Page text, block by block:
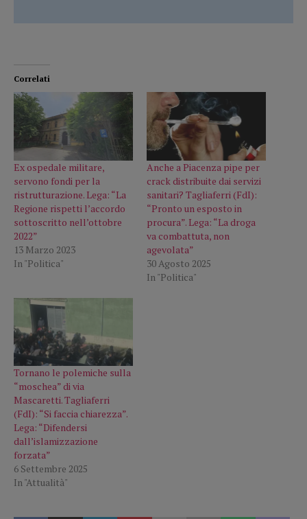
Correlati
Ex ospedale militare,
servono fondi per la
ristrutturazione. Lega: “La
Regione rispetti l’accordo
sottoscritto nell’ottobre
2022”
13 Marzo 2023
In "Politica"
Anche a Piacenza pipe per
crack distribuite dai servizi
sanitari? Tagliaferri (FdI):
“Pronto un esposto in
procura”. Lega: “La droga
va combattuta, non
agevolata”
30 Agosto 2025
In "Politica"
Tornano le polemiche sulla
“moschea” di via
Mascaretti. Tagliaferri
(FdI): “Si faccia chiarezza”.
Lega: “Difendersi
dall’islamizzazione
forzata”
6 Settembre 2025
In "Attualità"